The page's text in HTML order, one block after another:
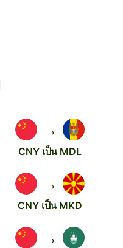
→
CNY เป็น MDL
→
CNY เป็น MKD
→